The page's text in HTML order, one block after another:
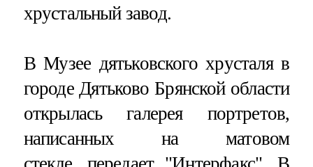
хрустальный завод.
В Музее дятьковского хрусталя в
городе Дятьково Брянской области
открылась галерея портретов,
написанных на матовом